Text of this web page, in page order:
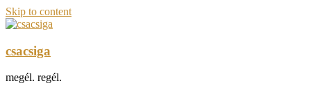
Skip to content
csacsiga
megél. regél.